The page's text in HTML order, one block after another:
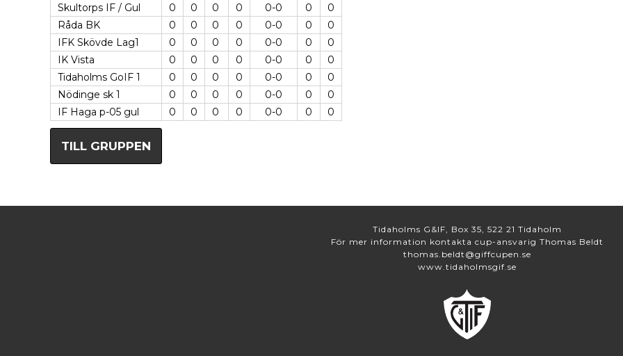
Skultorps IF / Gul
0 0 0 0 0-0 0
0
Råda BK
0 0 0 0 0-0 0
0
IFK Skövde Lag1
0 0 0 0 0-0 0
0
IK Vista
0 0 0 0 0-0 0
0
Tidaholms GoIF 1
0 0 0 0 0-0 0
0
Nödinge sk 1
0 0 0 0 0-0 0
0
IF Haga p-05 gul
0 0 0 0 0-0 0 0
TILL GRUPPEN
Tidaholms G&IF, Box 35, 522 21 Tidaholm
För mer information kontakta cup-ansvarig Thomas Beldt
thomas.beldt@giffcupen.se
www.tidaholmsgif.se